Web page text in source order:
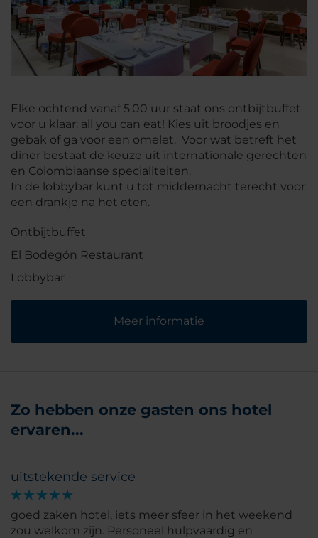
Elke ochtend vanaf 5:00 uur staat ons ontbijtbuffet
voor u klaar: all you can eat! Kies uit broodjes en
gebak of ga voor een omelet. Voor wat betreft het
diner bestaat de keuze uit internationale gerechten
en Colombiaanse specialiteiten.
In de lobbybar kunt u tot middernacht terecht voor
een drankje na het eten.
Ontbijtbuffet
El Bodegón Restaurant
Lobbybar
Meer informatie
Zo hebben onze gasten ons hotel
ervaren...
uitstekende service
goed zaken hotel, iets meer sfeer in het weekend
zou welkom zijn. Personeel hulpvaardig en